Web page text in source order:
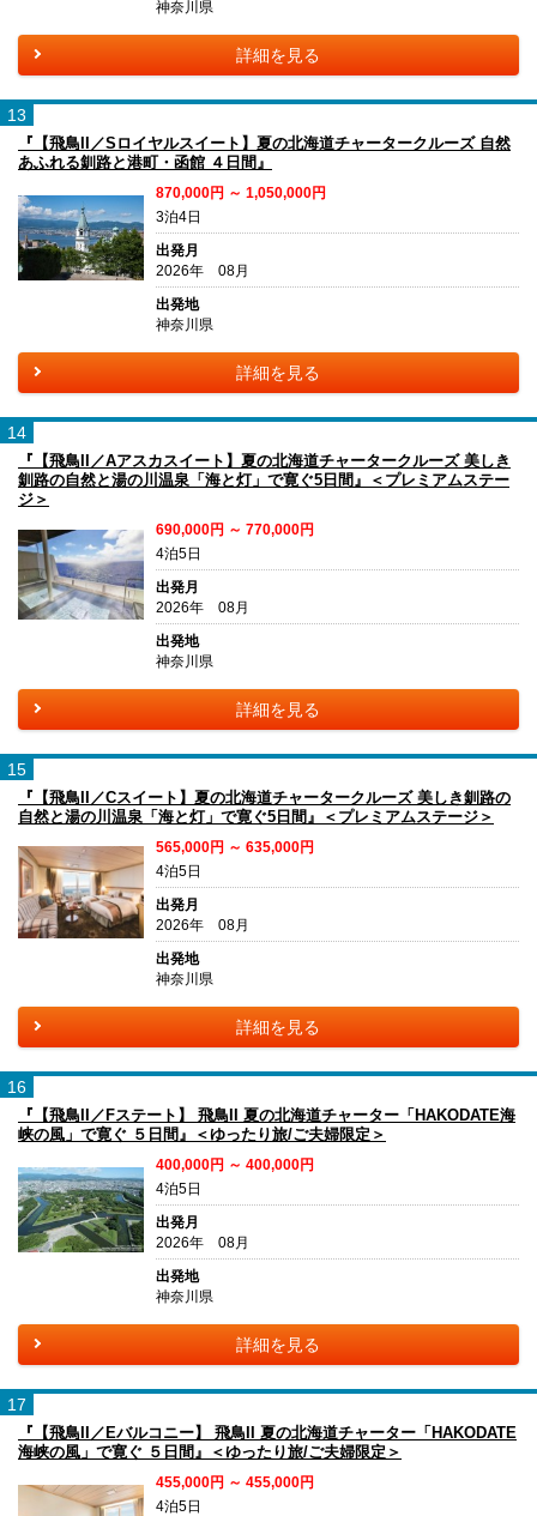
神奈川県
詳細を見る
13
『【飛鳥II／Sロイヤルスイート】夏の北海道チャータークルーズ 自然
あふれる釧路と港町・函館 ４日間』
870,000円 ～ 1,050,000円
3泊4日
出発月
2026年 08月
出発地
神奈川県
詳細を見る
14
『【飛鳥II／Aアスカスイート】夏の北海道チャータークルーズ 美しき
釧路の自然と湯の川温泉「海と灯」で寛ぐ5日間』＜プレミアムステー
ジ＞
690,000円 ～ 770,000円
4泊5日
出発月
2026年 08月
出発地
神奈川県
詳細を見る
15
『【飛鳥II／Cスイート】夏の北海道チャータークルーズ 美しき釧路の
自然と湯の川温泉「海と灯」で寛ぐ5日間』＜プレミアムステージ＞
565,000円 ～ 635,000円
4泊5日
出発月
2026年 08月
出発地
神奈川県
詳細を見る
16
『【飛鳥II／Fステート】 飛鳥II 夏の北海道チャーター「HAKODATE海
峡の風」で寛ぐ ５日間』＜ゆったり旅/ご夫婦限定＞
400,000円 ～ 400,000円
4泊5日
出発月
2026年 08月
出発地
神奈川県
詳細を見る
17
『【飛鳥II／Eバルコニー】 飛鳥II 夏の北海道チャーター「HAKODATE
海峡の風」で寛ぐ ５日間』＜ゆったり旅/ご夫婦限定＞
455,000円 ～ 455,000円
4泊5日